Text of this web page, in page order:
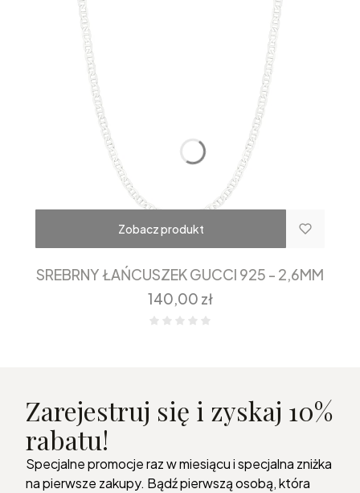
Zobacz produkt
SREBRNY ŁAŃCUSZEK GUCCI 925 - 2,6MM
Cena
140,00 zł
Zarejestruj się i zyskaj 10%
rabatu!
Specjalne promocje raz w miesiącu i specjalna zniżka
na pierwsze zakupy. Bądź pierwszą osobą, która